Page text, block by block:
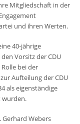
Mitgliedschaft in der
und ihren Werten.
40-jährige
Vorsitz der CDU
bei der
Aufteilung der CDU
als eigenständige
wurden.
Gerhard Webers